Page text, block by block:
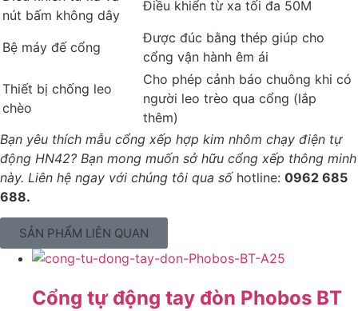
nút bấm không dây
Điều khiển từ xa tối đa 50M
Bệ máy đế cổng
Được đúc bằng thép giúp cho
cổng vận hành êm ái
Thiết bị chống leo
chèo
Cho phép cảnh báo chuông khi có
người leo trèo qua cổng (lắp
thêm)
Bạn yêu thích mẫu cổng xếp hợp kim nhôm chạy điện tự
động HN42? Bạn mong muốn sở hữu cổng xếp thông minh
này. Liên hệ ngay với chúng tôi qua sốhotline: 0962 685
688.
SẢN PHẨM LIÊN QUAN
Cổng tự động tay đòn Phobos BT